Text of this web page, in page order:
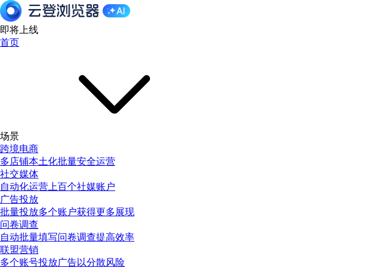
即将上线
首页
场景
跨境电商
多店铺本土化批量安全运营
社交媒体
自动化运营上百个社媒账户
广告投放
批量投放多个账户获得更多展现
问卷调查
自动批量填写问卷调查提高效率
联盟营销
多个账号投放广告以分散风险